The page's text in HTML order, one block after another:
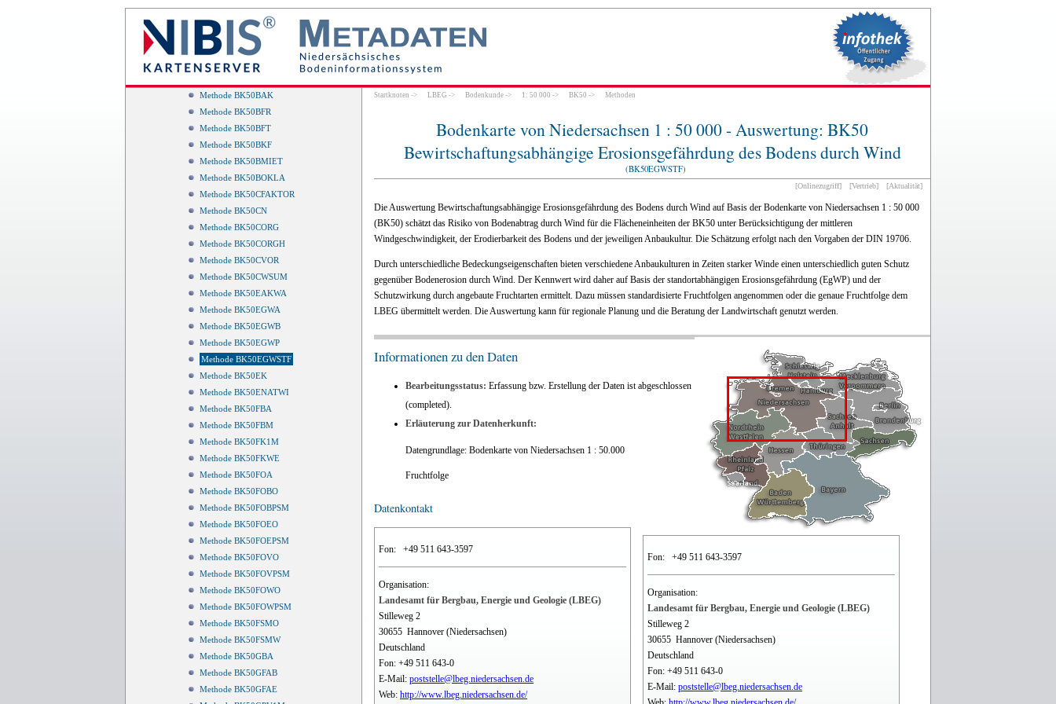
BK50 - Karte
BK50 - Deichlinien
Methode BK50TL
Methode BK50BAK
Methode BK50BFR
Methode BK50BFT
Methode BK50BKF
Methode BK50BMIET
Methode BK50BOKLA
Methode BK50CFAKTOR
Methode BK50CN
Methode BK50CORG
Methode BK50CORGH
Methode BK50CVOR
Methode BK50CWSUM
Methode BK50EAKWA
Methode BK50EGWA
Methode BK50EGWB
Methode BK50EGWP
Methode BK50EGWSTF
Methode BK50EK
Methode BK50ENATWI
Methode BK50FBA
Methode BK50FBM
Methode BK50FK1M
Methode BK50FKWE
Methode BK50FOA
Methode BK50FOBO
Methode BK50FOBPSM
Methode BK50FOEO
Methode BK50FOEPSM
Methode BK50FOVO
Methode BK50FOVPSM
Methode BK50FOWO
Methode BK50FOWPSM
Methode BK50FSMO
Methode BK50FSMW
Methode BK50GBA
Methode BK50GFAB
Methode BK50GFAE
Startknoten -> LBEG -> Bodenkunde -> 1: 50 000 -> BK50 -> Methoden
Bodenkarte von Niedersachsen 1 : 50 000 - Auswertung: BK50
Bewirtschaftungsabhängige Erosionsgefährdung des Bodens durch Wind
(BK50EGWSTF)
[Onlinezugriff] [Vertrieb] [Aktualität]
Die Auswertung Bewirtschaftungsabhängige Erosionsgefährdung des Bodens durch Wind auf Basis der Bodenkarte von Niedersachsen 1 : 50 000
(BK50) schätzt das Risiko von Bodenabtrag durch Wind für die Flächeneinheiten der BK50 unter Berücksichtigung der mittleren
Windgeschwindigkeit, der Erodierbarkeit des Bodens und der jeweiligen Anbaukultur. Die Schätzung erfolgt nach den Vorgaben der DIN 19706.
Durch unterschiedliche Bedeckungseigenschaften bieten verschiedene Anbaukulturen in Zeiten starker Winde einen unterschiedlich guten Schutz
gegenüber Bodenerosion durch Wind. Der Kennwert wird daher auf Basis der standortabhängigen Erosionsgefährdung (EgWP) und der
Schutzwirkung durch angebaute Fruchtarten ermittelt. Dazu müssen standardisierte Fruchtfolgen angenommen oder die genaue Fruchtfolge dem
LBEG übermittelt werden. Die Auswertung kann für regionale Planung und die Beratung der Landwirtschaft genutzt werden.
Informationen zu den Daten
Bearbeitungsstatus: Erfassung bzw. Erstellung der Daten ist abgeschlossen
(completed).
Erläuterung zur Datenherkunft:
Datengrundlage: Bodenkarte von Niedersachsen 1 : 50.000
Fruchtfolge
Datenkontakt
Fon: +49 511 643-3597
Organisation:
Landesamt für Bergbau, Energie und Geologie (LBEG)
Stilleweg 2
30655 Hannover (Niedersachsen)
Deutschland
Fon: +49 511 643-0
E-Mail: poststelle@lbeg.niedersachsen.de
Web: http://www.lbeg.niedersachsen.de/
Fon: +49 511 643-3597
Organisation:
Landesamt für Bergbau, Energie und Geologie (LBEG)
Stilleweg 2
30655 Hannover (Niedersachsen)
Deutschland
Fon: +49 511 643-0
E-Mail: poststelle@lbeg.niedersachsen.de